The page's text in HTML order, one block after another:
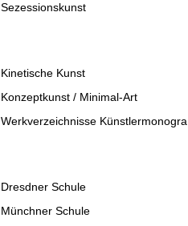
Sezessionskunst
Kinetische Kunst
Konzeptkunst / Minimal-Art
Werkverzeichnisse Künstlermonographien
Dresdner Schule
Münchner Schule